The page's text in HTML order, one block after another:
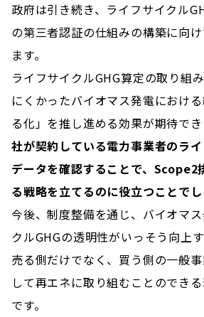
政府は引き続き、ライフサイクル
の第三者認証の仕組みの構築に向
ます。
ライフサイクルGHG算定の取り組
にくかったバイオマス発電におけ
る化」を推し進める効果が期待で
社が契約している電力事業者のラ
データを確認することで、Scope2
る戦略を立てるのに役立つことでし
今後、制度整備を通じ、バイオマ
クルGHGの透明性がいっそう向上
売る側だけでなく、買う側の一般
して再エネに取り組むことのでき
です。